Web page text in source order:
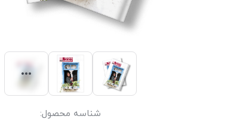
شناسه محصول: